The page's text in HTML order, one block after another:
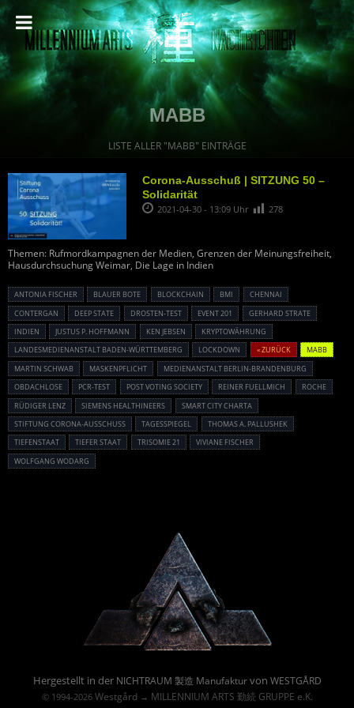
MABB
LISTE ALLER "MABB" EINTRÄGE
Corona-Ausschuß | SITZUNG 50 –
Solidarität
2021-04-30 - 13:09 Uhr 278
Themen: Rufmordkampagnen der Medien, Grenzen der Meinungsfreiheit,
Hausdurchsuchung Weimar, Die Lage in Indien
ANTONIA FISCHER BLAUER BOTE BLOCKCHAIN BMI
CHENNAI
CONTERGAN
DEEP STATE DROSTEN-TEST EVENT 201
GERHARD STRATE
INDIEN
JUSTUS P. HOFFMANN KEN JEBSEN
KRYPTOWÄHRUNG
LANDESMEDIENANSTALT BADEN-WÜRTTEMBERG
LOCKDOWN « ZURÜCK
MABB
MARTIN SCHWAB
MASKENPFLICHT
MEDIENANSTALT BERLIN-BRANDENBURG
OBDACHLOSE
PCR-TEST POST VOTING SOCIETY REINER FUELLMICH
ROCHE
RÜDIGER LENZ
SIEMENS HEALTHINEERS
SMART CITY CHARTA
STIFTUNG CORONA-AUSSCHUSS
TAGESSPIEGEL
THOMAS A. PALLUSHEK
TIEFENSTAAT
TIEFER STAAT TRISOMIE 21
VIVIANE FISCHER
WOLFGANG WODARG
Hergestellt in der NICHTRAUM 製造 Manufakturvon WESTGÅRD
© 1994-2026 Westgård→ MILLENNIUM ARTS 勤続 GRUPPE e.K.
Powered By :